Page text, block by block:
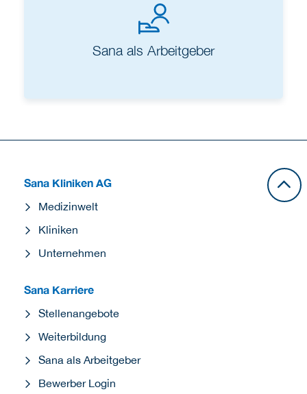
Sana als Arbeitgeber
Sana Kliniken AG
Medizinwelt
Kliniken
Unternehmen
Sana Karriere
Stellenangebote
Weiterbildung
Sana als Arbeitgeber
Bewerber Login